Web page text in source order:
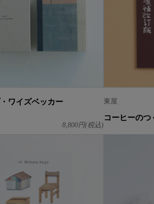
ワイズベッカー
8,800円(税込)
東屋
コーヒーの